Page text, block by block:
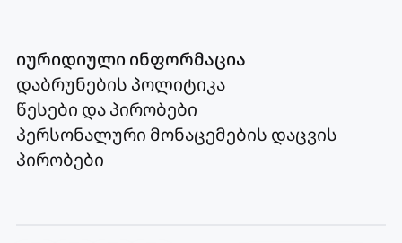
იურიდიული ინფორმაცია
დაბრუნების პოლიტიკა
წესები და პირობები
პერსონალური მონაცემების დაცვის
პირობები